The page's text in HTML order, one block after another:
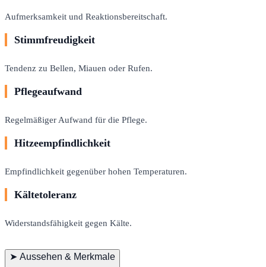
Aufmerksamkeit und Reaktionsbereitschaft.
Stimmfreudigkeit
Tendenz zu Bellen, Miauen oder Rufen.
Pflegeaufwand
Regelmäßiger Aufwand für die Pflege.
Hitzeempfindlichkeit
Empfindlichkeit gegenüber hohen Temperaturen.
Kältetoleranz
Widerstandsfähigkeit gegen Kälte.
➤ Aussehen & Merkmale